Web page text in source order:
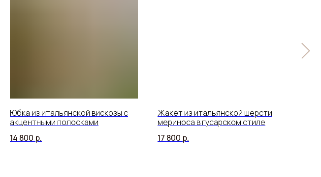
Юбка из итальянской вискозы с
акцентными полосками
14 800 р.
Жакет из итальянской шерсти
мериноса в гусарском стиле
17 800 р.